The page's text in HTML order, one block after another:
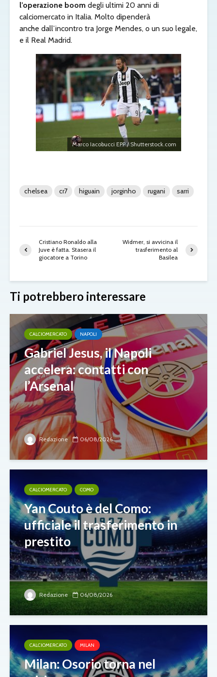
l’operazione boom degli ultimi 20 anni di
calciomercato in Italia. Molto dipenderà
anche dall’incontro tra Jorge Mendes, o un suo legale,
e il Real Madrid.
Marco Iacobucci EPP / Shutterstock.com
chelsea cr7 higuain jorginho rugani sarri
Cristiano Ronaldo alla
Juve è fatta. Stasera il
giocatore a Torino
Widmer, si avvicina il
trasferimento al
Basilea
Ti potrebbero interessare
CALCIOMERCATO NAPOLI
Gabriel Jesus, il Napoli
accelera: contatti con
l’Arsenal
Redazione 06/08/2026
CALCIOMERCATO COMO
Yan Couto è del Como:
ufficiale il trasferimento in
prestito
Redazione 06/08/2026
CALCIOMERCATO MILAN
Milan: Osorio torna nel